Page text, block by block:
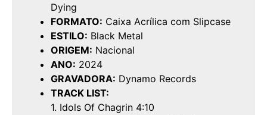
Dying
FORMATO: Caixa Acrílica com Slipcase
ESTILO: Black Metal
ORIGEM: Nacional
ANO: 2024
GRAVADORA: Dynamo Records
TRACK LIST:
1. Idols Of Chagrin 4:10